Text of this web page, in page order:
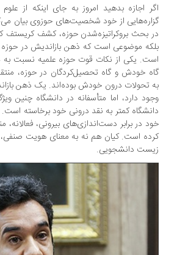
اجازه بدهید امروز به جای اینکه از علوم
از خود شخصیت‌های حوزوی بیان می‌کنم تا
بحث بروکراتیزه‌شدن حوزه، کشف کریستف کلمبی
موضوعی است که ذهن بازاندیش در حوزه
یکی از نکات قوت حوزه علمیه نسبت به
خودش و گاه تحصیل‌کردگان در حوزه، منتقدترین
تحولات درون خودش بوده‌اند. یک ذهن بازاندیش
دارد، اما متأسفانه در دانشگاه چنین ویژگی را
کمتر به نقد درونی خود برخاسته است.
در برابر دست‌اندازی‌های بیرونی، فعالانه،
است. کیان هم نه به معنای هویت صنفی، بلکه
دانشجویی.